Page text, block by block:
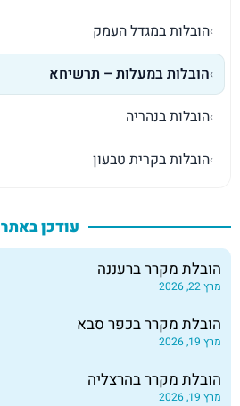
›הובלות במגדל העמק
›הובלות במעלות – תרשיחא
›הובלות בנהריה
›הובלות בקרית טבעון
עודכן באתר
הובלת מקרר ברעננה
מרץ 22, 2026
הובלת מקרר בכפר סבא
מרץ 19, 2026
הובלת מקרר בהרצליה
מרץ 19, 2026